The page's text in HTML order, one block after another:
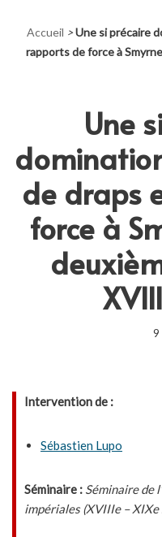
Accueil >Une si précaire
rapports de force à
Une
de draps
force à
9
Intervention de :
Sébastien Lupo
Séminaire : Séminaire de
impériales (XVIIIe – XIXe